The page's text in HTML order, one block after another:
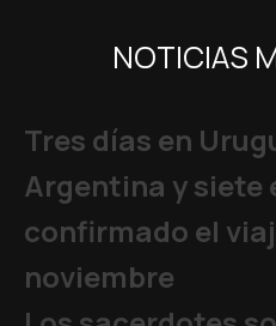
NOTICIAS
Tres días en
Argentina y siete
confirmado el
noviembre